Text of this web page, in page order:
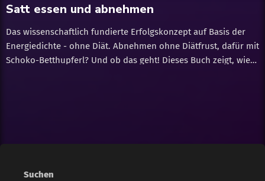
Satt essen und abnehmen
Das wissenschaftlich fundierte Erfolgskonzept auf Basis der
Energiedichte - ohne Diät. Abnehmen ohne Diätfrust, dafür mit
Schoko-Betthupferl? Und ob das geht! Dieses Buch zeigt, wie
Suchen